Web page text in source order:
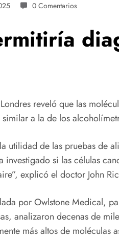
0 Comentarios
reveló que las
a la de los
utilidad de las pruebas de
si las células
explicó el doctor John
por Owlstone Medical,
analizaron decenas de
más altos de